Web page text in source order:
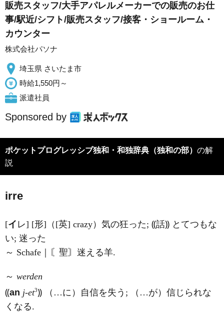
販売スタッフ/大手アパレルメーカーでの販売のお仕
事/駅近/シフト/販売スタッフ/接客・ショールーム・
カウンター
株式会社パソナ
埼玉県 さいたま市
時給1,550円～
派遣社員
Sponsored by
ポケットプログレッシブ独和・和独辞典（独和の部） の解
説
irre
[イ レ] [形]（[英] crazy）気の狂った; ⸨話⸩ とてつもな
い; 迷った
～ Schafe｜〘聖〙迷える羊.
～ werden
⸨an j-et3⸩ （…に）自信を失う; （…が）信じられな
くなる.